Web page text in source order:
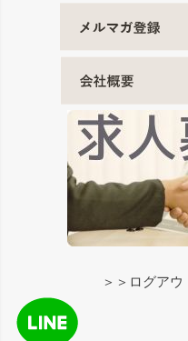
＞＞ログア